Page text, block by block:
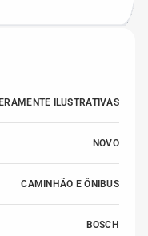
ILUSTRATIVAS
NOVO
CAMINHÃO E ÔNIBUS
BOSCH